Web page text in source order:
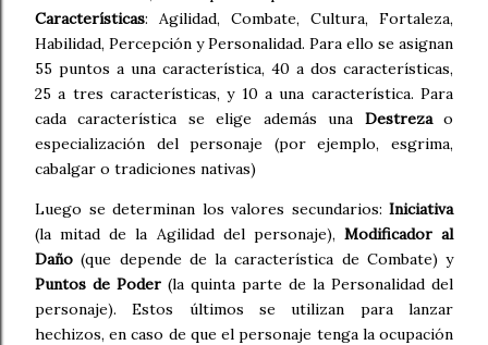
Características: Agilidad, Combate, Cultura, Fortaleza,
Habilidad, Percepción y Personalidad. Para ello se asignan
55 puntos a una característica, 40 a dos características,
25 a tres características, y 10 a una característica. Para
cada característica se elige además una Destrezao
especialización del personaje (por ejemplo, esgrima,
cabalgar o tradiciones nativas)
Luego se determinan los valores secundarios: Iniciativa
(la mitad de la Agilidad del personaje), Modificador al
Daño (que depende de la característica de Combate) y
Puntos de Poder (la quinta parte de la Personalidad del
personaje). Estos últimos se utilizan para lanzar
hechizos, en caso de que el personaje tenga la ocupación